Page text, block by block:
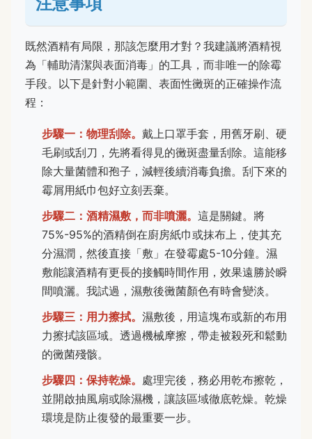
既然酒精有局限，那該怎麼用才對？我建議將酒精視
為「輔助清潔與表面消毒」的工具，而非唯一的除霉
手段。以下是針對小範圍、表面性黴斑的正確操作流
程：
步驟一：物理刮除。 戴上口罩手套，用舊牙刷、硬
毛刷或刮刀，先將看得見的黴斑盡量刮除。這能移
除大量菌體和孢子，減輕後續消毒負擔。刮下來的
霉屑用紙巾包好立刻丟棄。
步驟二：酒精濕敷，而非噴灑。 這是關鍵。將
75%-95%的酒精倒在廚房紙巾或抹布上，使其充
分濕潤，然後直接「敷」在發霉處5-10分鐘。濕
敷能讓酒精有更長的接觸時間作用，效果遠勝於瞬
間噴灑。我試過，濕敷後黴菌顏色有時會變淡。
步驟三：用力擦拭。 濕敷後，用這塊布或新的布用
力擦拭該區域。透過機械摩擦，帶走被殺死和鬆動
的黴菌殘骸。
步驟四：保持乾燥。 處理完後，務必用乾布擦乾，
並開啟抽風扇或除濕機，讓該區域徹底乾燥。乾燥
環境是防止復發的最重要一步。